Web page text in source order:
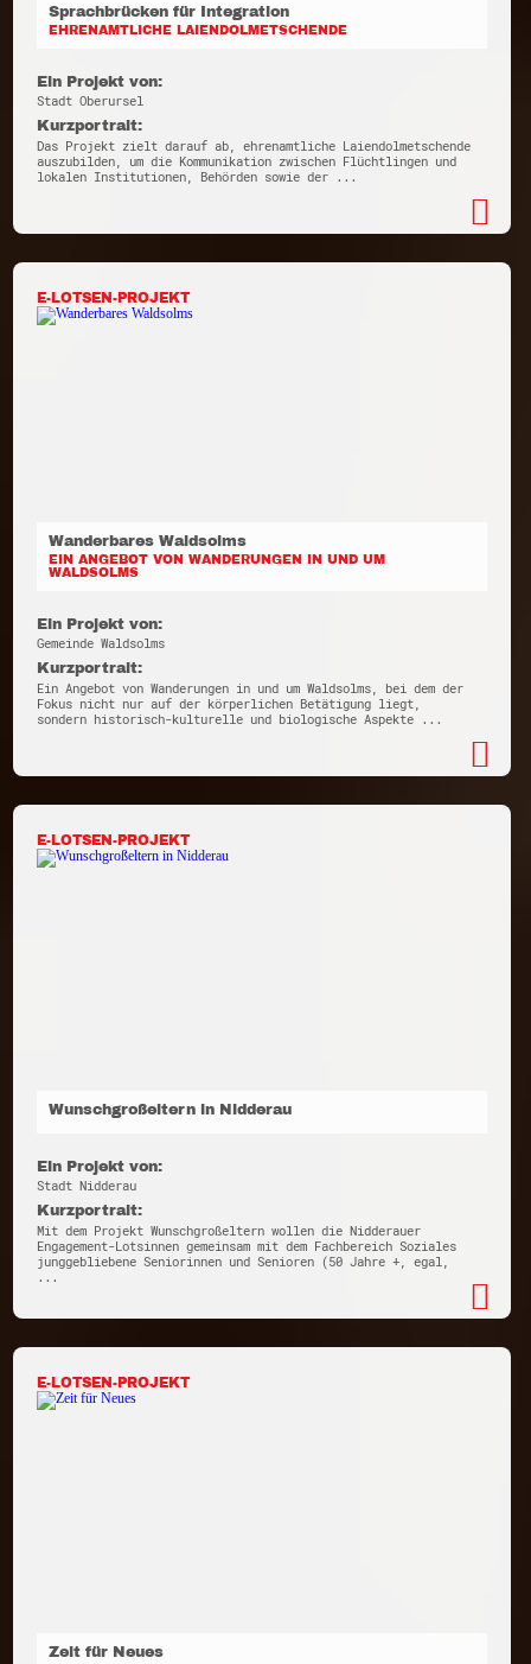
Sprachbrücken für Integration
EHRENAMTLICHE LAIENDOLMETSCHENDE
Ein Projekt von:
Stadt Oberursel
Kurzportrait:
Das Projekt zielt darauf ab, ehrenamtliche Laiendolmetschende
auszubilden, um die Kommunikation zwischen Flüchtlingen und
lokalen Institutionen, Behörden sowie der ...
E-LOTSEN-PROJEKT
Wanderbares Waldsolms
EIN ANGEBOT VON WANDERUNGEN IN UND UM
WALDSOLMS
Ein Projekt von:
Gemeinde Waldsolms
Kurzportrait:
Ein Angebot von Wanderungen in und um Waldsolms, bei dem der
Fokus nicht nur auf der körperlichen Betätigung liegt,
sondern historisch-kulturelle und biologische Aspekte ...
E-LOTSEN-PROJEKT
Wunschgroßeltern in Nidderau
Ein Projekt von:
Stadt Nidderau
Kurzportrait:
Mit dem Projekt Wunschgroßeltern wollen die Nidderauer
Engagement-Lotsinnen gemeinsam mit dem Fachbereich Soziales
junggebliebene Seniorinnen und Senioren (50 Jahre +, egal,
...
E-LOTSEN-PROJEKT
Zeit für Neues